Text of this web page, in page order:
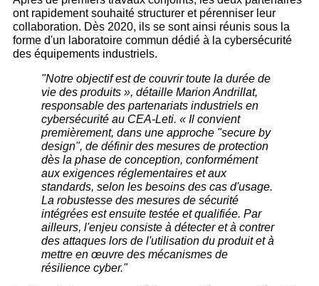
ont rapidement souhaité structurer et pérenniser leur
collaboration. Dès 2020, ils se sont ainsi réunis sous la
forme d'un laboratoire commun dédié à la cybersécurité
des équipements industriels.
"Notre objectif est de couvrir toute la durée de
vie des produits », détaille Marion Andrillat,
responsable des partenariats industriels en
cybersécurité au CEA-Leti. « Il convient
premièrement, dans une approche "secure by
design", de définir des mesures de protection
dès la phase de conception, conformément
aux exigences réglementaires et aux
standards, selon les besoins des cas d'usage.
La robustesse des mesures de sécurité
intégrées est ensuite testée et qualifiée. Par
ailleurs, l'enjeu consiste à détecter et à contrer
des attaques lors de l'utilisation du produit et à
mettre en œuvre des mécanismes de
résilience cyber."